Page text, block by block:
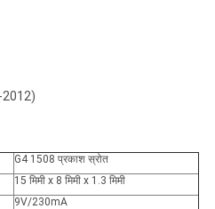
2012)
G4 1508 प्रकाश स्रोत
15 मिमी x 8 मिमी x 1.3 मिमी
9V/230mA